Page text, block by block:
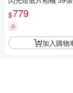
$779
券
加入購物